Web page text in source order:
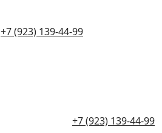
+7 (923) 139-44-99
+7 (923) 139-44-99